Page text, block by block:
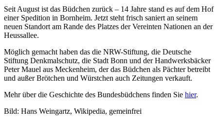
Seit August ist das Büdchen zurück – 14 Jahre stand es auf dem Hof
einer Spedition in Bornheim. Jetzt steht frisch saniert an seinem
neuen Standort am Rande des Platzes der Vereinten Nationen an der
Heussallee.
Möglich gemacht haben das die NRW-Stiftung, die Deutsche
Stiftung Denkmalschutz, die Stadt Bonn und der Handwerksbäcker
Peter Mauel aus Meckenheim, der das Büdchen als Pächter betreibt
und außer Brötchen und Würstchen auch Zeitungen verkauft.
Mehr über die Geschichte des Bundesbüdchens finden Sie hier.
Bild: Hans Weingartz, Wikipedia, gemeinfrei